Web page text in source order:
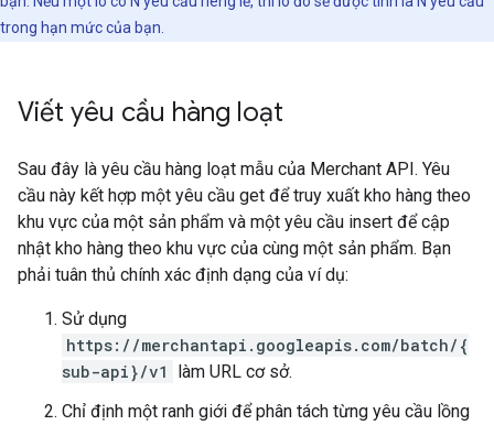
trong hạn mức của bạn.
Viết yêu cầu hàng loạt
Sau đây là yêu cầu hàng loạt mẫu của Merchant API. Yêu
cầu này kết hợp một yêu cầu get để truy xuất kho hàng theo
khu vực của một sản phẩm và một yêu cầu insert để cập
nhật kho hàng theo khu vực của cùng một sản phẩm. Bạn
phải tuân thủ chính xác định dạng của ví dụ:
Sử dụng
https://merchantapi.googleapis.com/batch/{
sub-api}/v1
làm URL cơ sở.
Chỉ định một ranh giới để phân tách từng yêu cầu lồng